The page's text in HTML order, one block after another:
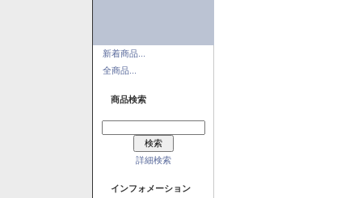
新着商品...
全商品...
商品検索
詳細検索
インフォメーション